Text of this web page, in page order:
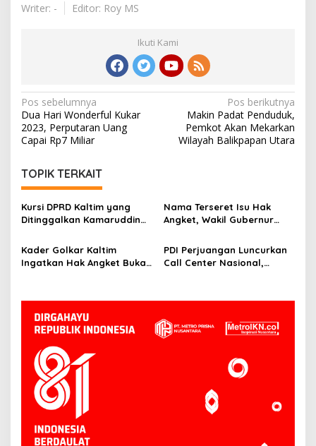
Writer: -
Editor: Roy MS
Ikuti Kami
Navigasi
pos
Pos sebelumnya
Dua Hari Wonderful Kukar
2023, Perputaran Uang
Capai Rp7 Miliar
Pos berikutnya
Makin Padat Penduduk,
Pemkot Akan Mekarkan
Wilayah Balikpapan Utara
TOPIK TERKAIT
Kursi DPRD Kaltim yang
Ditinggalkan Kamaruddin
Diparipurnakan, DPRD
Kaltim Tunggu Surat Resmi
NasDem
Nama Terseret Isu Hak
Angket, Wakil Gubernur
DPRD
Kader Golkar Kaltim
Ingatkan Hak Angket Bukan
PDI Perjuangan Luncurkan
Call Center Nasional,
Keluhan